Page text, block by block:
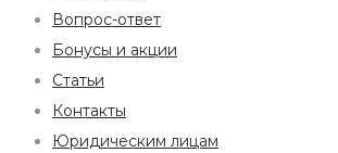
Вопрос-ответ
Бонусы и акции
Статьи
Контакты
Юридическим лицам